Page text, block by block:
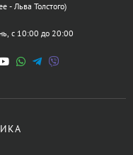
- Льва Толстого)
с 10:00 до 20:00